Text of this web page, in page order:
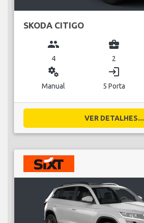
SKODA CITIGO
group
4
business_center
2
miscellaneous_services
Manual
login
5 Porta
VER DETALHES...